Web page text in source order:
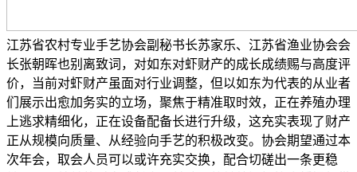
江苏省农村专业手艺协会副秘书长苏家乐、江苏省渔业协会会
长张朝晖也别离致词，对如东对虾财产的成长成绩赐与高度评
价，当前对虾财产虽面对行业调整，但以如东为代表的从业者
们展示出愈加务实的立场，聚焦于精准取时效，正在养殖办理
上逃求精细化，正在设备配备长进行升级，这充实表现了财产
正从规模向质量、从经验向手艺的积极改变。协会期望通过本
次年会，取会人员可以或许充实交换，配合切磋出一条更稳